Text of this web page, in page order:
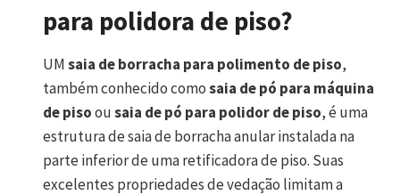
para polidora de piso?
UMsaia de borracha para polimento de piso,
também conhecido comosaia de pó para máquina
de pisoousaia de pó para polidor de piso, é uma
estrutura de saia de borracha anular instalada na
parte inferior de uma retificadora de piso. Suas
excelentes propriedades de vedação limitam a